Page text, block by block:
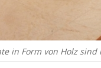
in Form von Holz